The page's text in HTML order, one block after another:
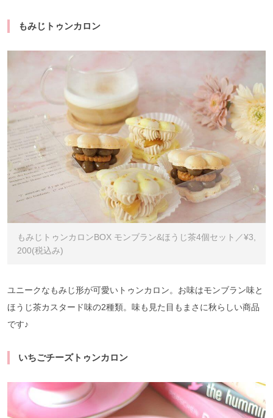
もみじトゥンカロン
もみじトゥンカロンBOX モンブラン&ほうじ茶4個セット／¥3,
200(税込み)
ユニークなもみじ形が可愛いトゥンカロン。お味はモンブラン味と
ほうじ茶カスタード味の2種類。味も見た目もまさに秋らしい商品
です♪
いちごチーズトゥンカロン